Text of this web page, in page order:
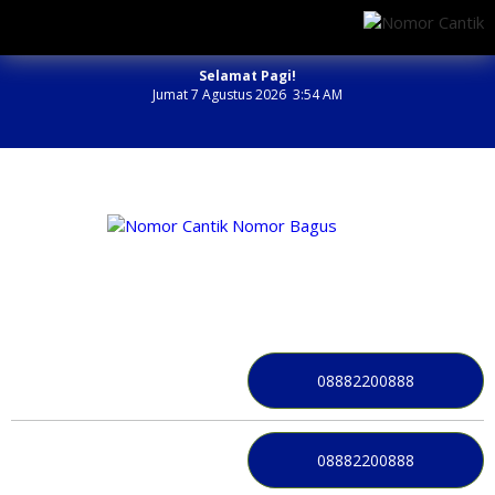
Selamat Pagi!
Jumat 7 Agustus 2026 3:54 AM
08882200888
08882200888